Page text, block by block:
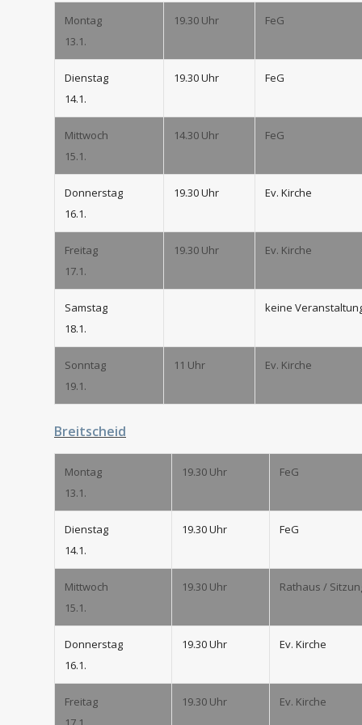
Montag
13.1.
19.30 Uhr FeG
Dienstag
14.1.
19.30 Uhr FeG
Mittwoch
15.1.
14.30 Uhr FeG
Donnerstag
16.1.
19.30 Uhr Ev. Kirche
Freitag
17.1.
19.30 Uhr Ev. Kirche
Samstag
18.1.
keine
Sonntag
19.1.
11 Uhr Ev. Kirche
Breitscheid
Montag
13.1.
19.30 Uhr FeG
Dienstag
14.1.
19.30 Uhr FeG
Mittwoch
15.1.
19.30 Uhr Rathaus /
Donnerstag
16.1.
19.30 Uhr Ev. Kirche
Freitag
19.30 Uhr Ev. Kirche